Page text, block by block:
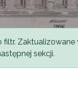
filtr. Zaktualizowane
sekcji.